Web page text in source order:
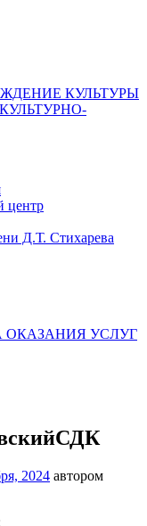
КУЛЬТУРЫ
центр
Д.Т. Стихарева
УСЛУГ
2024 автором